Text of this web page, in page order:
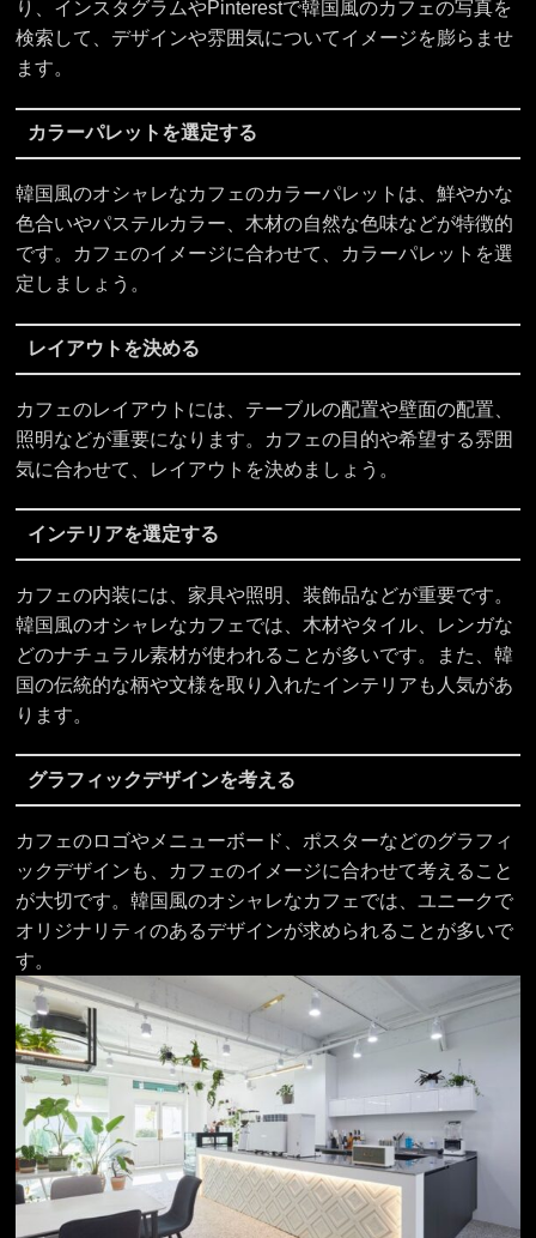
り、インスタグラムやPinterestで韓国風のカフェの写真を
検索して、デザインや雰囲気についてイメージを膨らませ
ます。
カラーパレットを選定する
韓国風のオシャレなカフェのカラーパレットは、鮮やかな
色合いやパステルカラー、木材の自然な色味などが特徴的
です。カフェのイメージに合わせて、カラーパレットを選
定しましょう。
レイアウトを決める
カフェのレイアウトには、テーブルの配置や壁面の配置、
照明などが重要になります。カフェの目的や希望する雰囲
気に合わせて、レイアウトを決めましょう。
インテリアを選定する
カフェの内装には、家具や照明、装飾品などが重要です。
韓国風のオシャレなカフェでは、木材やタイル、レンガな
どのナチュラル素材が使われることが多いです。また、韓
国の伝統的な柄や文様を取り入れたインテリアも人気があ
ります。
グラフィックデザインを考える
カフェのロゴやメニューボード、ポスターなどのグラフィ
ックデザインも、カフェのイメージに合わせて考えること
が大切です。韓国風のオシャレなカフェでは、ユニークで
オリジナリティのあるデザインが求められることが多いで
す。